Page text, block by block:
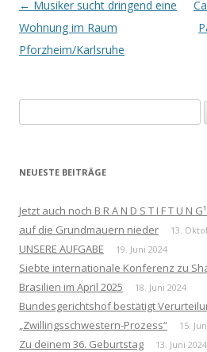
Beitrags-
Navigation
← Musiker sucht dringend eine
Wohnung im Raum
Pforzheim/Karlsruhe
nach:
NEUESTE BEITRÄGE
Jetzt auch noch B R A N D S T I F T U N
auf die Grundmauern nieder
13.
UNSERE AUFGABE 19. Juni 2024
Siebte internationale Konferenz zu
Brasilien im April 2025
18. Juni 2024
Bundesgerichtshof bestätigt
„Zwillingsschwestern-Prozess“
15.
Zu deinem 36. Geburtstag 13. Juni 2024